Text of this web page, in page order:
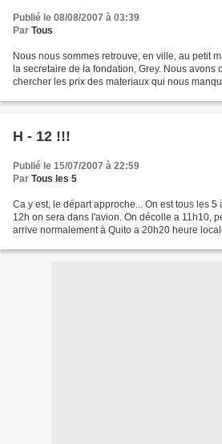
Publié le 08/08/2007 à 03:39
Par Tous
Nous nous sommes retrouve, en ville, au petit
la secretaire de la fondation, Grey. Nous avons
chercher les prix des materiaux qui nous
H - 12 !!!
Publié le 15/07/2007 à 22:59
Par Tous les 5
Ca y est, le départ approche... On est tous les
12h on sera dans l'avion. On décolle a 11h10,
arrive normalement à Quito a 20h20 heure